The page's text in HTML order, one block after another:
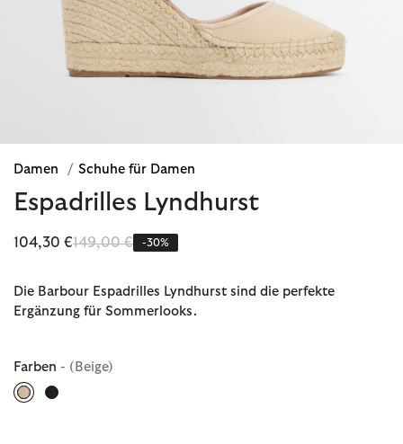
Damen / Schuhe für Damen
Espadrilles Lyndhurst
104,30 €Reduziert von
149,00 €bis-30%
Die Barbour Espadrilles Lyndhurst sind die perfekte
Ergänzung für Sommerlooks.
Farben - (Beige)